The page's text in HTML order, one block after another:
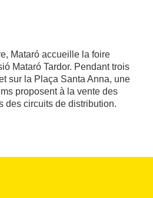
Mataró accueille la foire
Mataró Tardor. Pendant trois
sur la Plaça Santa Anna, une
proposent à la vente des
des circuits de distribution.